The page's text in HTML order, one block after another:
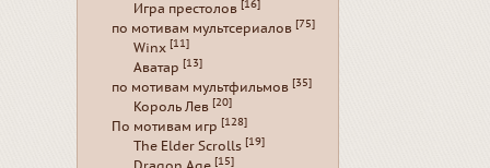
Игра престолов [16]
по мотивам мультсериалов [75]
Winx [11]
Аватар [13]
по мотивам мультфильмов [35]
Король Лев [20]
По мотивам игр [128]
The Elder Scrolls [19]
[15]